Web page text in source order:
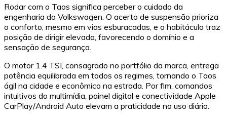
Rodar com o Taos significa perceber o cuidado da
engenharia da Volkswagen. O acerto de suspensão prioriza
o conforto, mesmo em vias esburacadas, e o habitáculo traz
posição de dirigir elevada, favorecendo o domínio e a
sensação de segurança.
O motor 1.4 TSI, consagrado no portfólio da marca, entrega
potência equilibrada em todos os regimes, tornando o Taos
ágil na cidade e econômico na estrada. Por fim, comandos
intuitivos do multimídia, painel digital e conectividade Apple
CarPlay/Android Auto elevam a praticidade no uso diário.